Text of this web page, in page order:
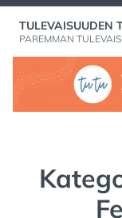
Skip
TULEVAISUUDEN
PAREMMAN